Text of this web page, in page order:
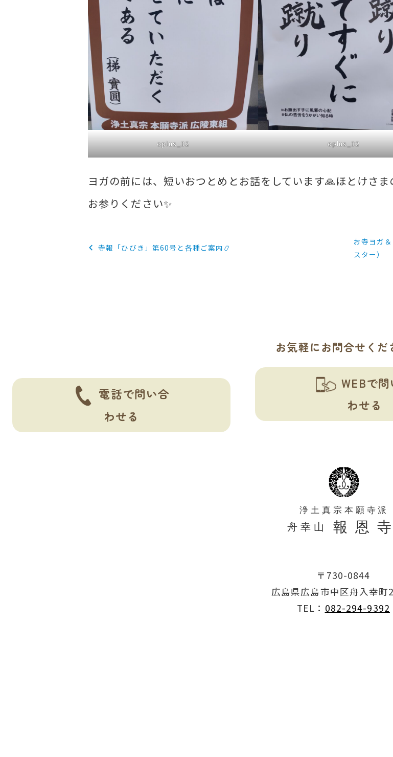
oplus_32 oplus_32
ヨガの前には、短いおつとめとお話をしています🙏ほとけさ
お参りください✨️
稿 寺報「ひびき」第60号と各種ご案内📿
お寺ヨガ
スター）
お気軽にお問合せくだ
電話で問い合
わせる
WEBで
わせる
〒730-0844
広島県広島市中区舟入幸町
TEL： 082-294-9392